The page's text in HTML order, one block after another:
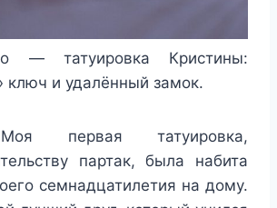
— татуировка Кристины:
ключ и удалённый замок.
первая татуировка,
партак, была набита
семнадцатилетия на дому.